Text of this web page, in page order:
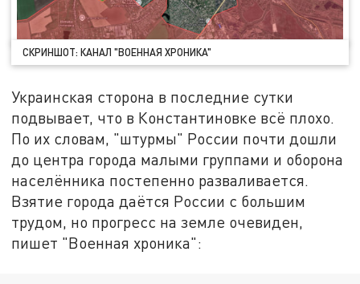
СКРИНШОТ: КАНАЛ "ВОЕННАЯ ХРОНИКА"
Украинская сторона в последние сутки
подвывает, что в Константиновке всё плохо.
По их словам, "штурмы" России почти дошли
до центра города малыми группами и оборона
населённика постепенно разваливается.
Взятие города даётся России с большим
трудом, но прогресс на земле очевиден,
пишет "Военная хроника":